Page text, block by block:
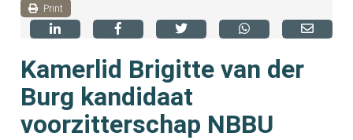
Print
Kamerlid Brigitte van der
Burg kandidaat
voorzitterschap NBBU